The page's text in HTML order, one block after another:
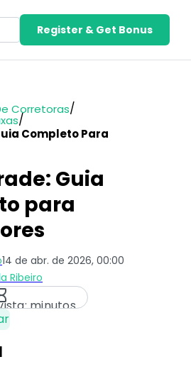
Register & Get Bonus
Corretoras/
/
Completo Para
Guia
para
14 de abr. de 2026, 00:00
Ribeiro
minutos